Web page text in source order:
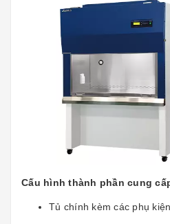
Cấu hình thành phần cung
Tủ chính kèm các phụ